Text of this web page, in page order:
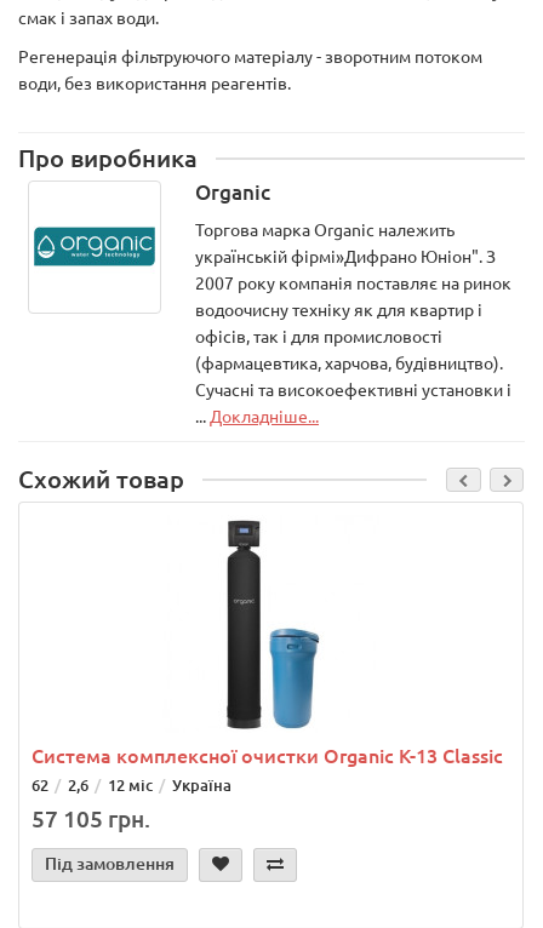
смак і запах води.
Регенерація фільтруючого матеріалу - зворотним потоком
води, без використання реагентів.
Про виробника
Organic
Торгова марка Organic належить
українській фірмі»Дифрано Юніон". З
2007 року компанія поставляє на ринок
водоочисну техніку як для квартир і
офісів, так і для промисловості
(фармацевтика, харчова, будівництво).
Сучасні та високоефективні установки і
... Докладніше...
Схожий товар
Система комплексної очистки Organic K-13 Classic
62 2,6 12 міс Україна
57 105 грн.
Під замовлення